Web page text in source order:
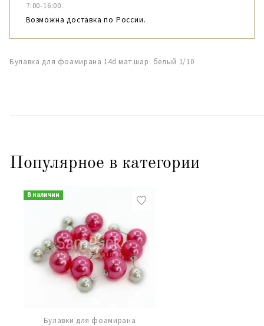
7:00-16:00.
Возможна доставка по России.
Булавка для фоамирана 14d мат.шар белый 1/10
Популярное в категории
В наличии
Булавки для фоамирана